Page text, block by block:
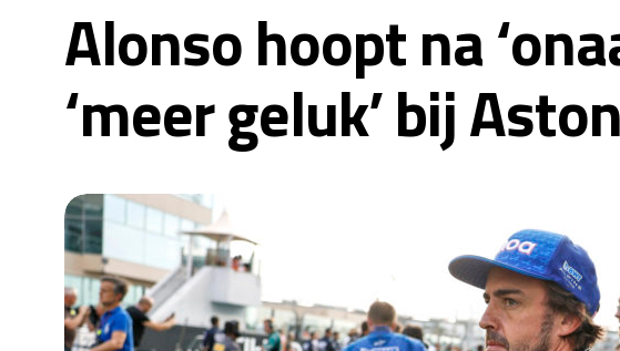
Alonso hoopt na
‘meer geluk’ bij